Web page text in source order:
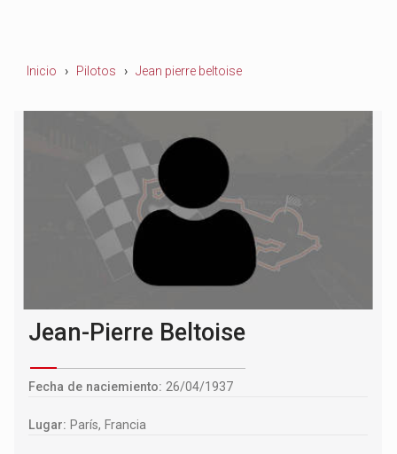
Inicio Pilotos Jean pierre beltoise
Jean-Pierre Beltoise
Fecha de naciemiento: 26/04/1937
Lugar: París, Francia